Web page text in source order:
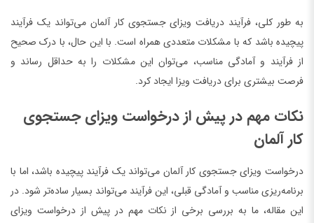
به طور کلی، فرآیند دریافت ویزای جستجوی کار آلمان می‌تواند یک فرآیند
پیچیده باشد که با مشکلات متعددی همراه است. با این حال، با درک صحیح
از فرآیند و آمادگی مناسب، می‌توان این مشکلات را به حداقل رساند و
فرصت بیشتری برای دریافت ویزا ایجاد کرد.
نکات مهم در پیش از درخواست ویزای جستجوی
کار آلمان
درخواست ویزای جستجوی کار آلمان می‌تواند یک فرآیند پیچیده باشد، اما با
برنامه‌ریزی مناسب و آمادگی قبلی، این فرآیند می‌تواند بسیار ساده‌تر شود. در
این مقاله، ما به بررسی برخی از نکات مهم در پیش از درخواست ویزای